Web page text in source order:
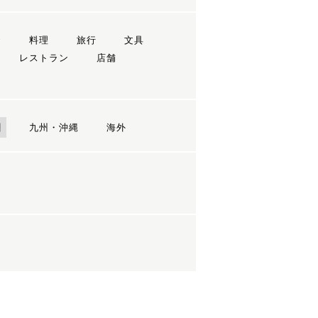
料理 旅行
文具
レストラン
店舗
九州・沖縄 海外